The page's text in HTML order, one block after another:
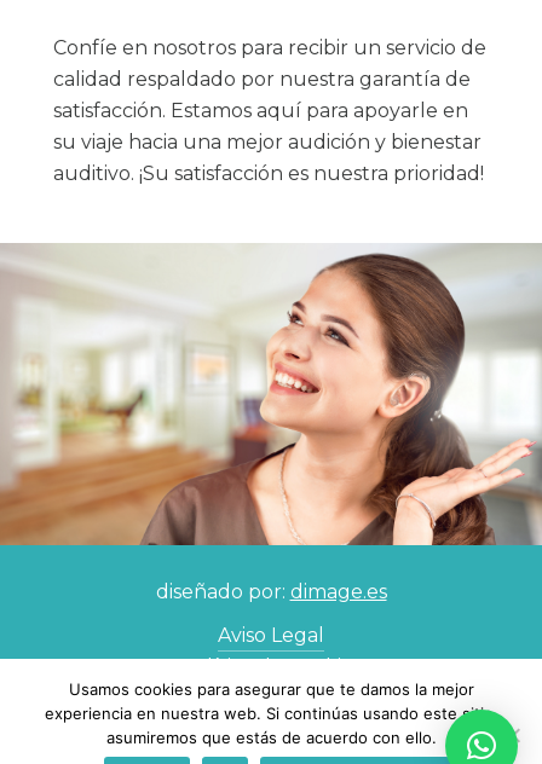
Confíe en nosotros para recibir un servicio de
calidad respaldado por nuestra garantía de
satisfacción. Estamos aquí para apoyarle en
su viaje hacia una mejor audición y bienestar
auditivo. ¡Su satisfacción es nuestra prioridad!
diseñado por: dimage.es
Aviso Legal
Política de Cookies
Política de Privacidad
Usamos cookies para asegurar que te damos la mejor
experiencia en nuestra web. Si continúas usando este sitio,
asumiremos que estás de acuerdo con ello.